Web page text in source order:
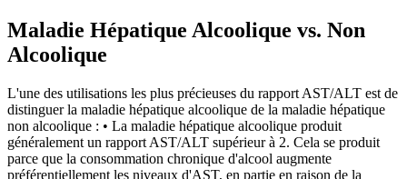
Maladie Hépatique Alcoolique vs. Non
Alcoolique
L'une des utilisations les plus précieuses du rapport AST/ALT est de
distinguer la maladie hépatique alcoolique de la maladie hépatique
non alcoolique : • La maladie hépatique alcoolique produit
généralement un rapport AST/ALT supérieur à 2. Cela se produit
parce que la consommation chronique d'alcool augmente
préférentiellement les niveaux d'AST, en partie en raison de la